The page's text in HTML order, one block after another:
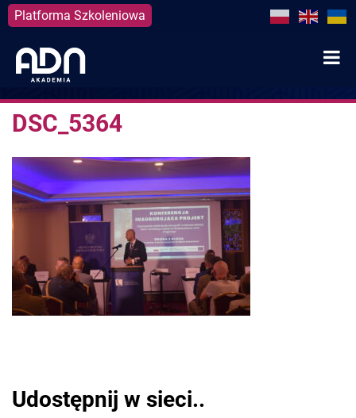
Platforma Szkoleniowa
content
DSC_5364
Udostępnij w sieci..